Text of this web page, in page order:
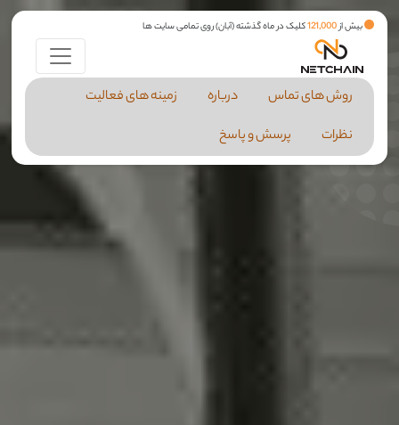
بیش از121,000کلیک در ماه گذشته (آبان) روی تمامی سایت ها
روش های تماس درباره
زمینه های فعالیت
نظرات
پرسش و پاسخ